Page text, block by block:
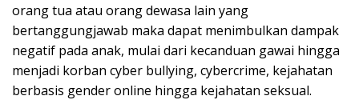
orang tua atau orang dewasa lain yang
bertanggungjawab maka dapat menimbulkan dampak
negatif pada anak, mulai dari kecanduan gawai hingga
menjadi korban cyber bullying, cybercrime, kejahatan
berbasis gender online hingga kejahatan seksual.